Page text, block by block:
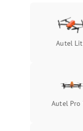
Autel
Autel Pro